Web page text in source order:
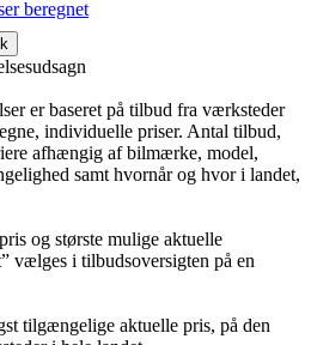
beregnet
er baseret på tilbud fra værksteder
individuelle priser. Antal tilbud,
afhængig af bilmærke, model,
samt hvornår og hvor i landet,
og største mulige aktuelle
vælges i tilbudsoversigten på en
tilgængelige aktuelle pris, på den